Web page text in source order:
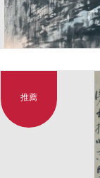
推薦